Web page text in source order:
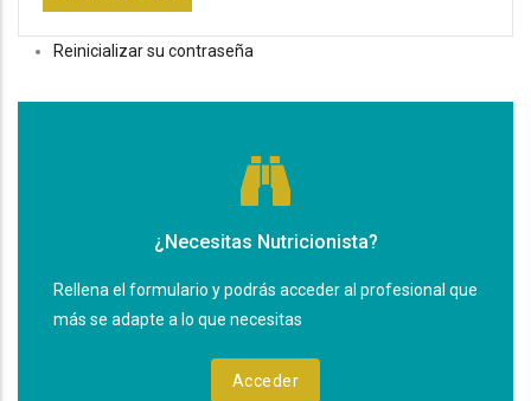
Reinicializar su contraseña
¿Necesitas Nutricionista?
Rellena el formulario y podrás acceder al profesional que
más se adapte a lo que necesitas
Acceder